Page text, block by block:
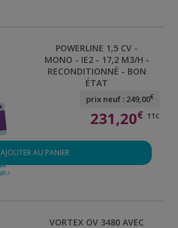
POWERLINE 1,5 CV -
MONO - IE2 - 17,2 M3/H -
RECONDITIONNÉ - BON
ÉTAT
prix neuf : 249,00€
231,20€ TTC
AJOUTER AU PANIER
VORTEX OV 3480 AVEC